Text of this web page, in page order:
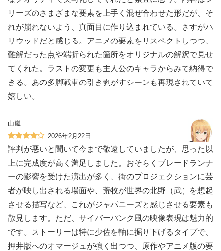
リーズのさまざまな要素を上手く混ぜ合わせた形だが、そ
れが崩れないよう、真面目に作り込まれている。さすがハ
リウッドだと感じる。アニメの要素をリスペクトしつつ、
難解だった点や端折られた箇所をオリジナルの解釈で見せ
てくれた。ラストの変更も主人公のキャラからみて納得で
きる。あの多脚戦車の引き剥がすシーンも再現されていて
嬉しい。
山嵐
2026年2月22日
評判が悪いと聞いて今まで敬遠していましたが、思った以
上に完成度が高く満足しました。おそらくブレードランナ
ーの影響を受けた演出が多く、街のプロジェクションに芸
者が映し出される場面や、荒牧が世界の北野（武）を想起
させる描写など、これがジャパニーズと感じさせる要素も
散見します。ただ、サイバーパンク風の映像表現は魅力的
です。ストーリーは特に少佐を軸に掘り下げるタイプで、
押井版へのオマージュが強く出つつ、原作やアニメ版の要